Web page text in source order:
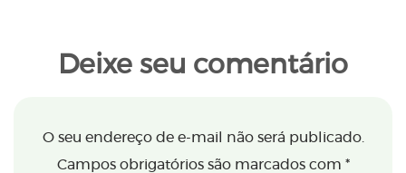
Deixe seu comentário
O seu endereço de e-mail não será publicado.
Campos obrigatórios são marcados com *